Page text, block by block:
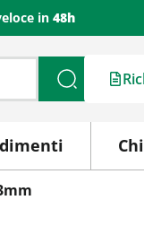
in 48h
Cerca